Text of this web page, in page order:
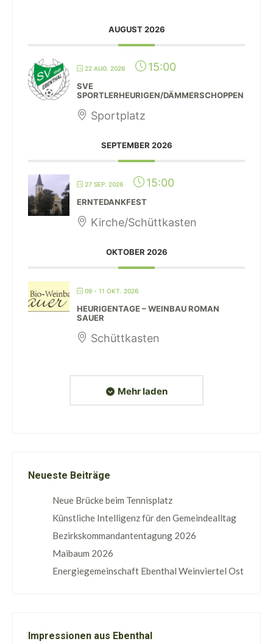
AUGUST 2026
22 AUG. 2026 15:00
SVE
SPORTLERHEURIGEN/DÄMMERSCHOPPEN
Sportplatz
SEPTEMBER 2026
27 SEP. 2026 15:00
ERNTEDANKFEST
Kirche/Schüttkasten
OKTOBER 2026
09 - 11 OKT. 2026
HEURIGENTAGE – WEINBAU ROMAN
SAUER
Schüttkasten
Mehr laden
Neueste Beiträge
Neue Brücke beim Tennisplatz
Künstliche Intelligenz für den Gemeindealltag
Bezirkskommandantentagung 2026
Maibaum 2026
Energiegemeinschaft Ebenthal Weinviertel Ost
Impressionen aus Ebenthal